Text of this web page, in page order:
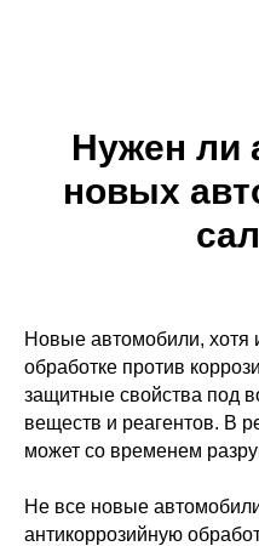
Нужен ли
новых
Новые автомобили, хотя
обработке против
защитные свойства под
веществ и реагентов. В
может со временем
Не все новые
антикоррозийную